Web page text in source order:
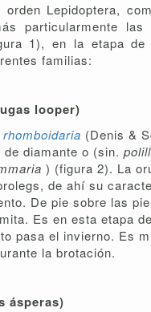
Lepidoptera,
particularmente
1), en la etapa de
familias:
looper)
(Denis &
de diamante o (sin.
) (figura 2). La
de ahí su
De pie sobre las
Es en esta etapa
pasa el invierno. Es
la brotación.
ásperas)